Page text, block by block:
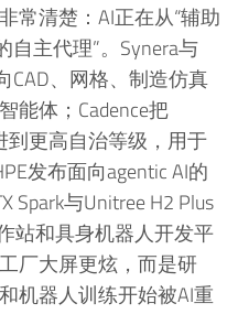
常清楚：AI正在从“辅助
自主代理”。Synera与
CAD、网格、制造仿真
能体；Cadence把
到更高自治等级，用于
发布面向agentic AI的
Spark与Unitree H2 Plus
站和具身机器人开发平
厂大屏更炫，而是研
机器人训练开始被AI重